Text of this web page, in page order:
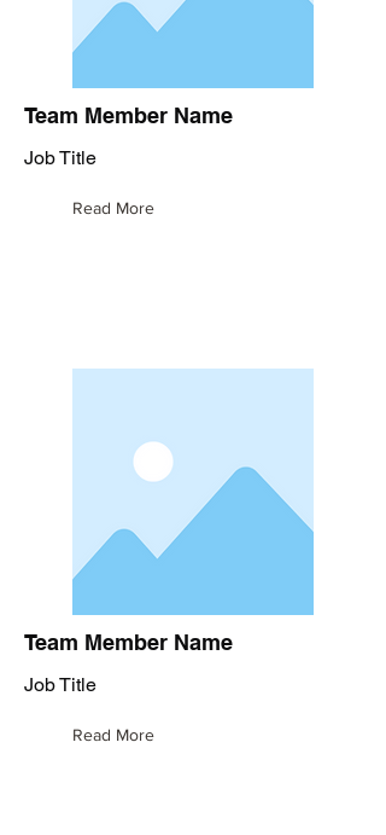
Team Member Name
Job Title
Read More
Team Member Name
Job Title
Read More